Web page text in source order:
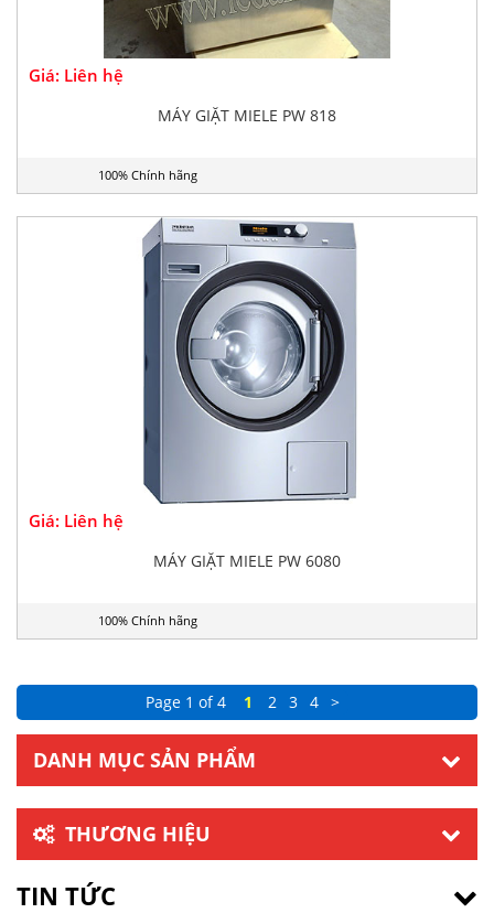
Giá: Liên hệ
MÁY GIẶT MIELE PW 818
100% Chính hãng
Giá: Liên hệ
MÁY GIẶT MIELE PW 6080
100% Chính hãng
Page 1 of 4 1 2 3 4 >
DANH MỤC SẢN PHẨM
THƯƠNG HIỆU
TIN TỨC